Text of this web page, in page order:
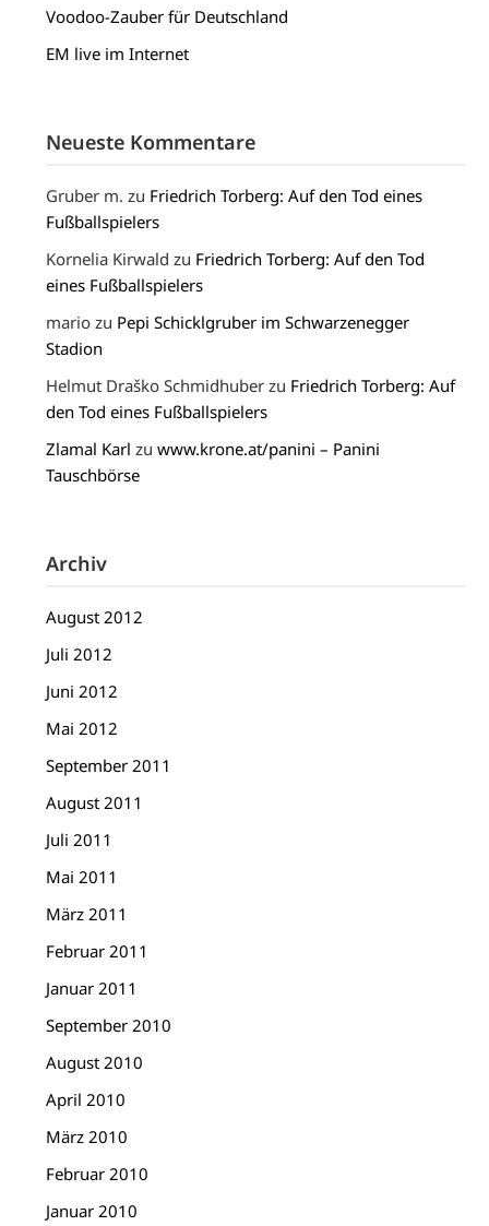
Voodoo-Zauber für Deutschland
EM live im Internet
Neueste Kommentare
Gruber m. zu Friedrich Torberg: Auf den Tod eines
Fußballspielers
Kornelia Kirwald zu Friedrich Torberg: Auf den Tod
eines Fußballspielers
mario zu Pepi Schicklgruber im Schwarzenegger
Stadion
Helmut Draško Schmidhuber zu Friedrich Torberg: Auf
den Tod eines Fußballspielers
Zlamal Karl zuwww.krone.at/panini – Panini
Tauschbörse
Archiv
August 2012
Juli 2012
Juni 2012
Mai 2012
September 2011
August 2011
Juli 2011
Mai 2011
März 2011
Februar 2011
Januar 2011
September 2010
August 2010
April 2010
März 2010
Februar 2010
Januar 2010